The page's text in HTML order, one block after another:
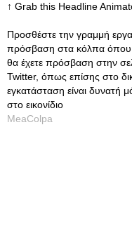
↑ Grab this Headline
Προσθέστε την γραμμή
πρόσβαση στα κόλπα όπου
θα έχετε πρόσβαση στην
Twitter, όπως επίσης στο
εγκατάσταση είναι δυνατή
στο εικονίδιο
MeaColpa